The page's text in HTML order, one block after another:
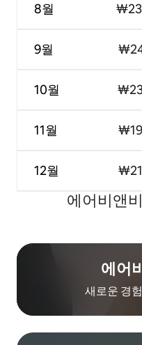
8월
9월
10월
11월
12월
에어비앤
에어
새로운 경